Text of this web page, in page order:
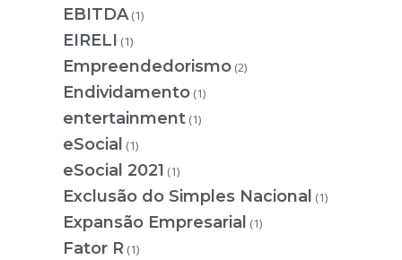
EBITDA (1)
EIRELI (1)
Empreendedorismo (2)
Endividamento (1)
entertainment (1)
eSocial (1)
eSocial 2021 (1)
Exclusão do Simples Nacional (1)
Expansão Empresarial (1)
Fator R (1)